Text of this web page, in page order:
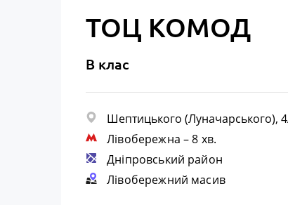
ТОЦ КОМОД
B клас
Шептицького (Луначарського),
Лівобережна – 8 хв.
Дніпровський район
Лівобережний масив